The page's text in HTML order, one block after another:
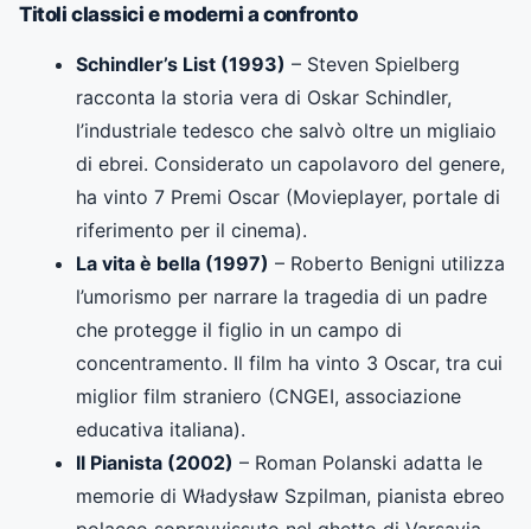
Titoli classici e moderni a confronto
Schindler’s List (1993) – Steven Spielberg
racconta la storia vera di Oskar Schindler,
l’industriale tedesco che salvò oltre un migliaio
di ebrei. Considerato un capolavoro del genere,
ha vinto 7 Premi Oscar (Movieplayer, portale di
riferimento per il cinema).
La vita è bella (1997) – Roberto Benigni utilizza
l’umorismo per narrare la tragedia di un padre
che protegge il figlio in un campo di
concentramento. Il film ha vinto 3 Oscar, tra cui
miglior film straniero (CNGEI, associazione
educativa italiana).
Il Pianista (2002) – Roman Polanski adatta le
memorie di Władysław Szpilman, pianista ebreo